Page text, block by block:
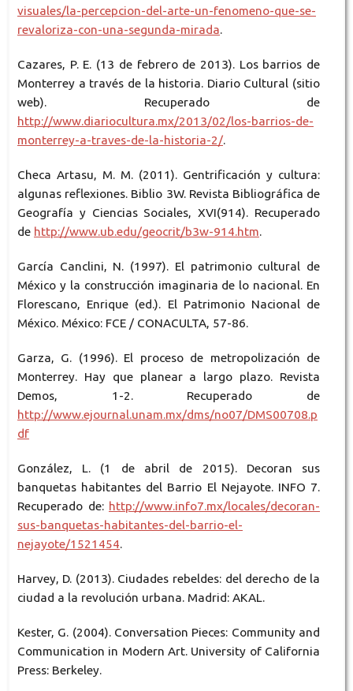
visuales/la-percepcion-del-arte-un-fenomeno-que-se-
revaloriza-con-una-segunda-mirada.
Cazares, P. E. (13 de febrero de 2013). Los barrios de
Monterrey a través de la historia. Diario Cultural (sitio
web). Recuperado de
http://www.diariocultura.mx/2013/02/los-barrios-de-
monterrey-a-traves-de-la-historia-2/.
Checa Artasu, M. M. (2011). Gentrificación y cultura:
algunas reflexiones. Biblio 3W. Revista Bibliográfica de
Geografía y Ciencias Sociales, XVI(914). Recuperado
de http://www.ub.edu/geocrit/b3w-914.htm.
García Canclini, N. (1997). El patrimonio cultural de
México y la construcción imaginaria de lo nacional. En
Florescano, Enrique (ed.). El Patrimonio Nacional de
México. México: FCE / CONACULTA, 57-86.
Garza, G. (1996). El proceso de metropolización de
Monterrey. Hay que planear a largo plazo. Revista
Demos, 1-2. Recuperado de
http://www.ejournal.unam.mx/dms/no07/DMS00708.p
df
González, L. (1 de abril de 2015). Decoran sus
banquetas habitantes del Barrio El Nejayote. INFO 7.
Recuperado de: http://www.info7.mx/locales/decoran-
sus-banquetas-habitantes-del-barrio-el-
nejayote/1521454.
Harvey, D. (2013). Ciudades rebeldes: del derecho de la
ciudad a la revolución urbana. Madrid: AKAL.
Kester, G. (2004). Conversation Pieces: Community and
Communication in Modern Art. University of California
Press: Berkeley.